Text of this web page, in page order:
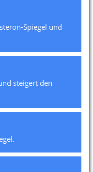
Spiegel und
steigert den